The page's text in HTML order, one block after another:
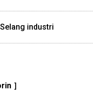
Selang industri
］